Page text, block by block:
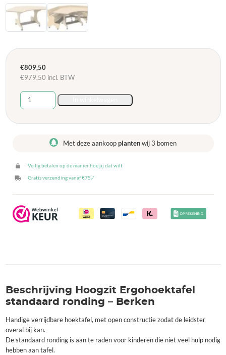
€809,50
€979,50 incl. BTW
Hoogzit
Ergohoektafel
ronding
Met deze aankoop plantenwij 3 bomen
Veilig betalen op de manier hoe jij dat wilt
Gratis verzending vanaf €75,-*
Beschrijving Hoogzit Ergohoektafel
standaard ronding – Berken
Handige verrijdbare hoektafel, met open constructie zodat de leidster
overal bij kan.
De standaard ronding is aan te raden voor kinderen die niet veel hulp nodig
hebben aan tafel.